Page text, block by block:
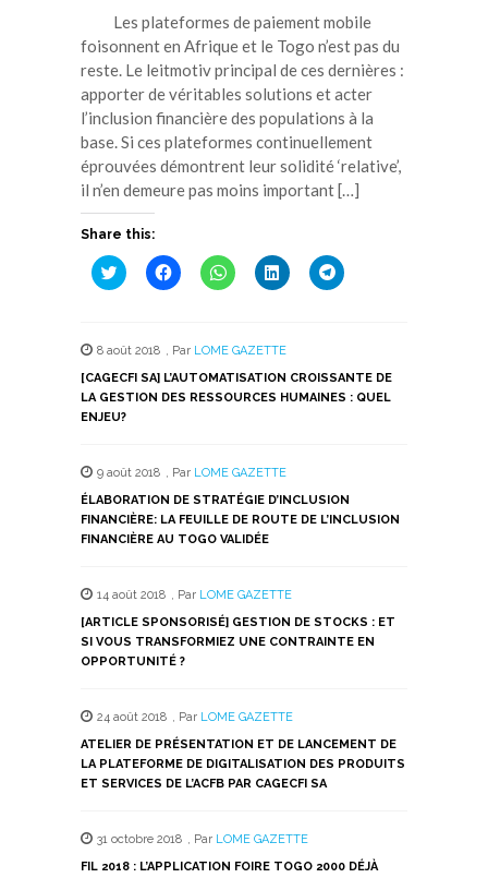
Les plateformes de paiement mobile
foisonnent en Afrique et le Togo n’est pas du
reste. Le leitmotiv principal de ces dernières :
apporter de véritables solutions et acter
l’inclusion financière des populations à la
base. Si ces plateformes continuellement
éprouvées démontrent leur solidité ‘relative’,
il n’en demeure pas moins important […]
Share this:
Cliquez
pour
une
nouvelle
fenêtre)
Cliquez
pour
une
nouvelle
fenêtre)
Cliquez
pour
une
nouvelle
fenêtre)
Cliquez
pour
une
nouvelle
fenêtre)
Cliquez
pour
nouvelle
fenêtre)
8 août 2018 , Par LOME GAZETTE
[CAGECFI SA] L’AUTOMATISATION CROISSANTE DE
LA GESTION DES RESSOURCES HUMAINES : QUEL
ENJEU?
9 août 2018 , Par LOME GAZETTE
ÉLABORATION DE STRATÉGIE D’INCLUSION
FINANCIÈRE: LA FEUILLE DE ROUTE DE L’INCLUSION
FINANCIÈRE AU TOGO VALIDÉE
14 août 2018 , Par LOME GAZETTE
[ARTICLE SPONSORISÉ] GESTION DE STOCKS : ET
SI VOUS TRANSFORMIEZ UNE CONTRAINTE EN
OPPORTUNITÉ ?
24 août 2018 , Par LOME GAZETTE
ATELIER DE PRÉSENTATION ET DE LANCEMENT DE
LA PLATEFORME DE DIGITALISATION DES PRODUITS
ET SERVICES DE L’ACFB PAR CAGECFI SA
31 octobre 2018 , Par LOME GAZETTE
FIL 2018 : L’APPLICATION FOIRE TOGO 2000 DÉJÀ